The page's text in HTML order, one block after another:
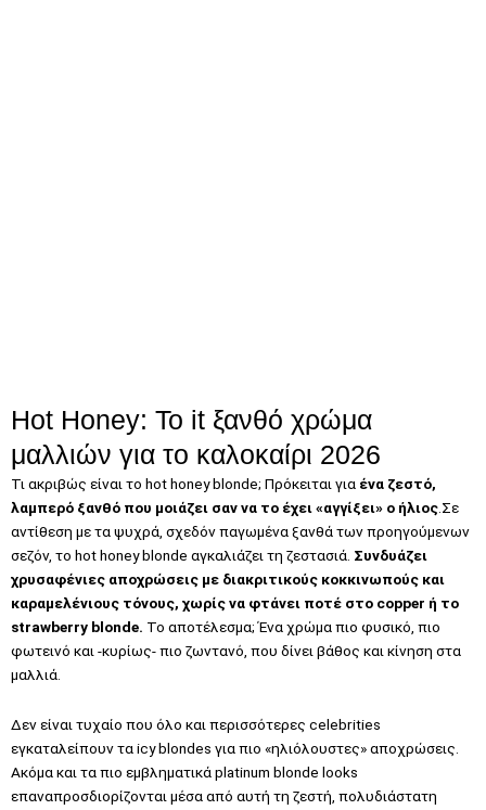
Hot Honey: Το it ξανθό χρώμα
μαλλιών για το καλοκαίρι 2026
Τι ακριβώς είναι το hot honey blonde; Πρόκειται για ένα ζεστό,
λαμπερό ξανθό που μοιάζει σαν να το έχει «αγγίξει» ο ήλιος .Σε
αντίθεση με τα ψυχρά, σχεδόν παγωμένα ξανθά των προηγούμενων
σεζόν, το hot honey blonde αγκαλιάζει τη ζεστασιά. Συνδυάζει
χρυσαφένιες αποχρώσεις με διακριτικούς κοκκινωπούς και
καραμελένιους τόνους, χωρίς να φτάνει ποτέ στο copper ή το
strawberry blonde. Το αποτέλεσμα; Ένα χρώμα πιο φυσικό, πιο
φωτεινό και -κυρίως- πιο ζωντανό, που δίνει βάθος και κίνηση στα
μαλλιά.
Δεν είναι τυχαίο που όλο και περισσότερες celebrities
εγκαταλείπουν τα icy blondes για πιο «ηλιόλουστες» αποχρώσεις.
Ακόμα και τα πιο εμβληματικά platinum blonde looks
επαναπροσδιορίζονται μέσα από αυτή τη ζεστή, πολυδιάστατη